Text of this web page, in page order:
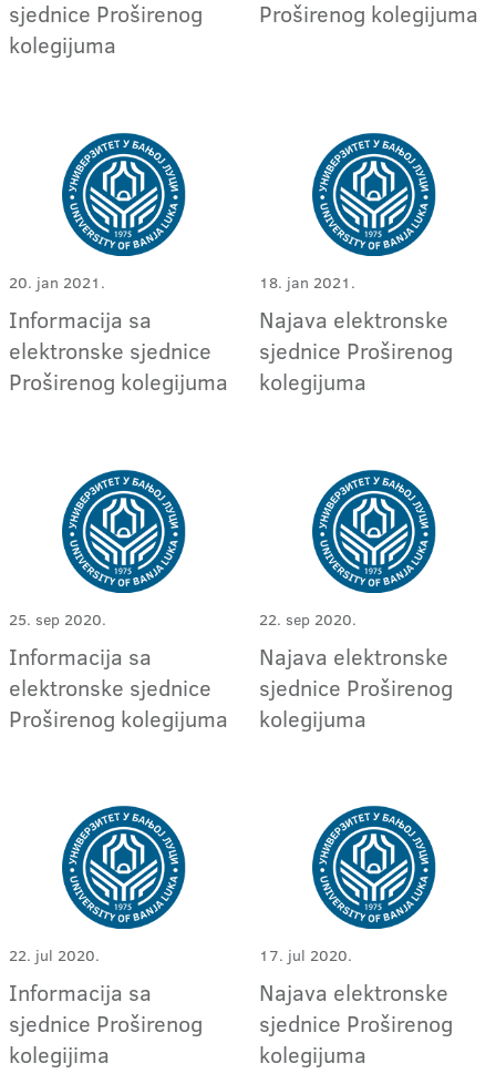
sjednice Proširenog
kolegijuma
Proširenog kolegijuma
20. jan 2021.
Informacija sa
elektronske sjednice
Proširenog kolegijuma
18. jan 2021.
Najava elektronske
sjednice Proširenog
kolegijuma
25. sep 2020.
Informacija sa
elektronske sjednice
Proširenog kolegijuma
22. sep 2020.
Najava elektronske
sjednice Proširenog
kolegijuma
22. jul 2020.
Informacija sa
sjednice Proširenog
kolegijima
17. jul 2020.
Najava elektronske
sjednice Proširenog
kolegijuma